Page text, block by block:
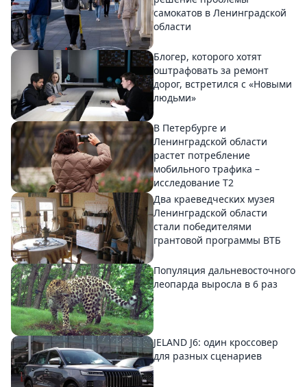
самокатов в Ленинградской
области
Блогер, которого хотят
оштрафовать за ремонт
дорог, встретился с «Новыми
людьми»
В Петербурге и
Ленинградской области
растет потребление
мобильного трафика –
исследование T2
Два краеведческих музея
Ленинградской области
стали победителями
грантовой программы ВТБ
Популяция дальневосточного
леопарда выросла в 6 раз
JELAND J6: один кроссовер
для разных сценариев